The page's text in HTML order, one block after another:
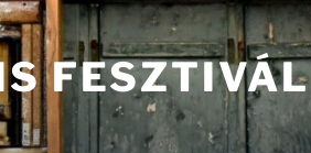
FESZTIVÁL